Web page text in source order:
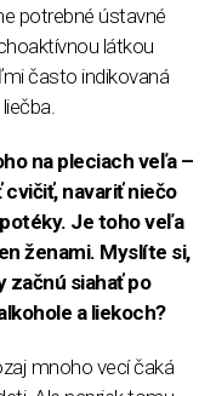
potrebné ústavné
látkou
často indikovaná
na pleciach veľa –
navariť niečo
Je toho veľa
ženami. Myslíte si,
začnú siahať po
a liekoch?
mnoho vecí čaká